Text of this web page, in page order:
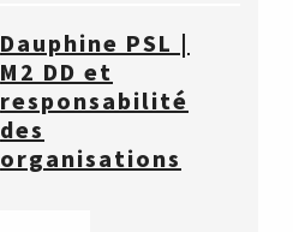
Dauphine PSL |
M2 DD et
responsabilité
des
organisations